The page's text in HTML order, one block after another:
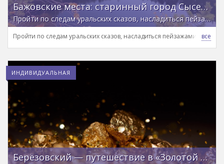
Бажовские места: старинный город Сысерть и природный парк
Пройти по следам уральских сказов, насладиться пейзажами и узнать регион поближе
Пройти по следам уральских сказов, насладиться пейзажами и
ИНДИВИДУАЛЬНАЯ
Берёзовский — путешествие в «Золотой город»